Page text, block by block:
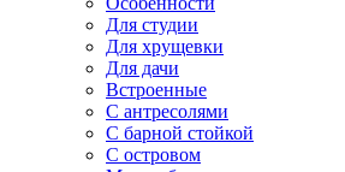
Для студии
Для хрущевки
Для дачи
Встроенные
С антресолями
С барной стойкой
С островом